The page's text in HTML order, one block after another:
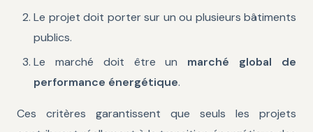
Le projet doit porter sur un ou plusieurs bâtiments
publics.
Le marché doit être un marché global de
performance énergétique.
Ces critères garantissent que seuls les projets